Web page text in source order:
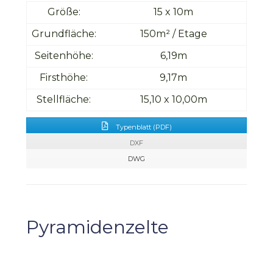
Größe:
15 x 10m
Grundfläche:
150m² / Etage
Seitenhöhe:
6,19m
Firsthöhe:
9,17m
Stellfläche:
15,10 x 10,00m
Typenblatt (PDF)
DXF
DWG
Pyramidenzelte